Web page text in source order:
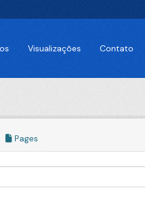
Visualizações Contato
Pages